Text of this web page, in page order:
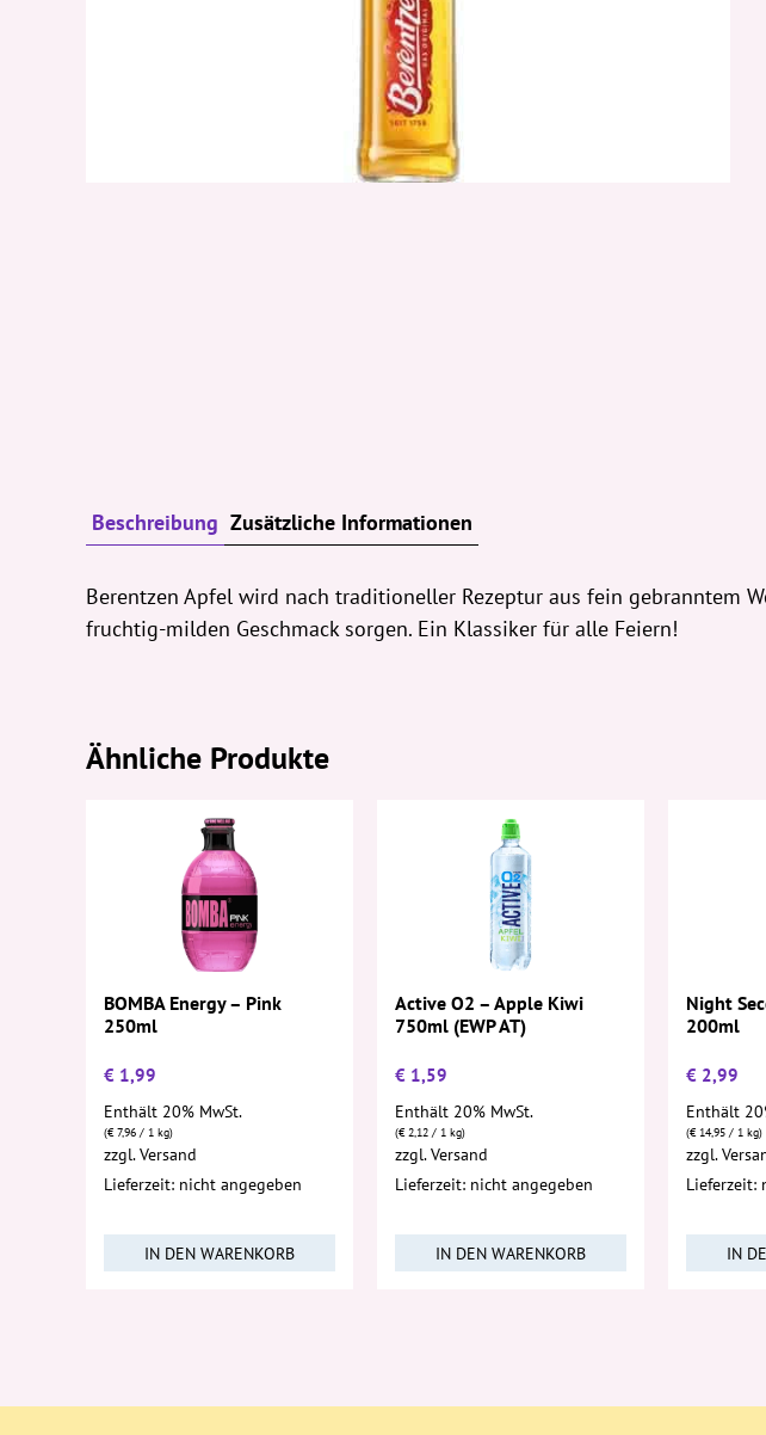
Beschreibung Zusätzliche Informationen
Berentzen Apfel wird nach traditioneller Rezeptur aus fein gebranntem
fruchtig-milden Geschmack sorgen. Ein Klassiker für alle Feiern!
Ähnliche Produkte
BOMBA Energy – Pink
250ml
€ 1,99
Enthält 20% MwSt.
(€7,96 / 1 kg)
zzgl.Versand
Lieferzeit: nicht angegeben
IN DEN WARENKORB
Active O2 – Apple Kiwi
750ml (EWP AT)
€ 1,59
Enthält 20% MwSt.
(€2,12 / 1 kg)
zzgl.Versand
Lieferzeit: nicht angegeben
IN DEN WARENKORB
Night
200ml
€ 2,99
Enthält
(€14,95 / 1 kg)
zzgl.
Lieferzeit:
IN